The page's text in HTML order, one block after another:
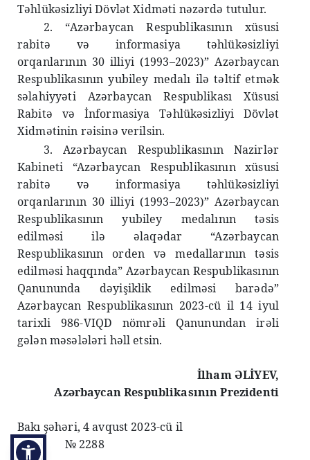
Təhlükəsizliyi Dövlət Xidməti nəzərdə tutulur.
2. “Azərbaycan Respublikasının xüsusi
rabitə və informasiya təhlükəsizliyi
orqanlarının 30 illiyi (1993–2023)” Azərbaycan
Respublikasının yubiley medalı ilə təltif etmək
səlahiyyəti Azərbaycan Respublikası Xüsusi
Rabitə və İnformasiya Təhlükəsizliyi Dövlət
Xidmətinin rəisinə verilsin.
3. Azərbaycan Respublikasının Nazirlər
Kabineti “Azərbaycan Respublikasının xüsusi
rabitə və informasiya təhlükəsizliyi
orqanlarının 30 illiyi (1993–2023)” Azərbaycan
Respublikasının yubiley medalının təsis
edilməsi ilə əlaqədar “Azərbaycan
Respublikasının orden və medallarının təsis
edilməsi haqqında” Azərbaycan Respublikasının
Qanununda dəyişiklik edilməsi barədə”
Azərbaycan Respublikasının 2023-cü il 14 iyul
tarixli 986-VIQD nömrəli Qanunundan irəli
gələn məsələləri həll etsin.
İlham ƏLİYEV,
Azərbaycan Respublikasının Prezidenti
Bakı şəhəri, 4 avqust 2023-cü il
№ 2288